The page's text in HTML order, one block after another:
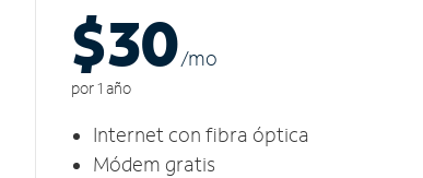
$30/mo
por 1 año
Internet con fibra óptica
Módem gratis